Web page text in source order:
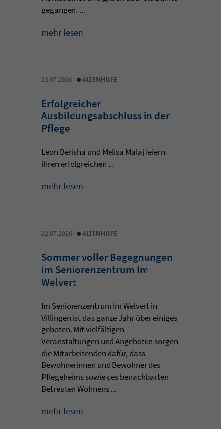
gegangen. ...
mehr lesen
23.07.2026 | • ALTENHILFE
Erfolgreicher
Ausbildungsabschluss in der
Pflege
Leon Berisha und Melisa Malaj feiern
ihren erfolgreichen ...
mehr lesen
22.07.2026 | • ALTENHILFE
Sommer voller Begegnungen
im Seniorenzentrum Im
Welvert
Im Seniorenzentrum Im Welvert in
Villingen ist das ganze Jahr über einiges
geboten. Mit vielfältigen
Veranstaltungen und Angeboten sorgen
die Mitarbeitenden dafür, dass
Bewohnerinnen und Bewohner des
Pflegeheims sowie des benachbarten
Betreuten Wohnens ...
mehr lesen